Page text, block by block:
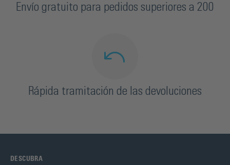
Envío gratuito para pedidos superiores a 200
Rápida tramitación de las devoluciones
DESCUBRA